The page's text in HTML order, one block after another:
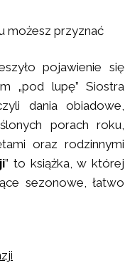
możesz przyznać
pojawienie się
„pod lupę” Siostra
dania obiadowe,
porach roku,
oraz rodzinnymi
” to książka, w której
sezonowe, łatwo